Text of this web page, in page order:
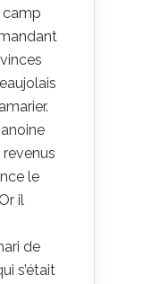
camp
revenus
le
il
de
s’était